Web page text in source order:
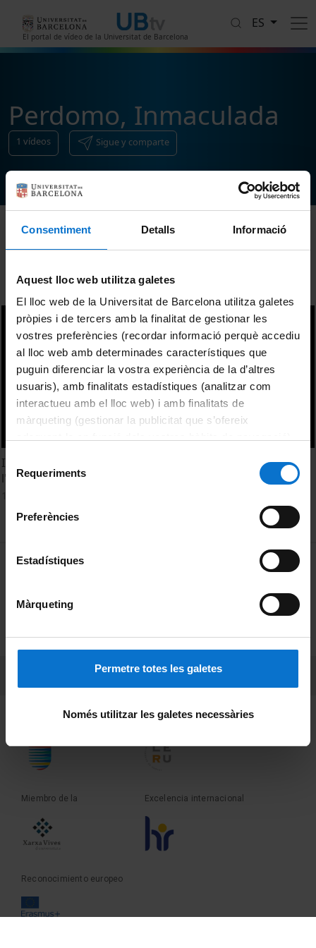
Consentiment Detalls Informació
Aquest lloc web utilitza galetes
El lloc web de la Universitat de Barcelona utilitza galetes
pròpies i de tercers amb la finalitat de gestionar les
vostres preferències (recordar informació perquè accediu
al lloc web amb determinades característiques que
puguin diferenciar la vostra experiència de la d’altres
usuaris), amb finalitats estadístiques (analitzar com
interactueu amb el lloc web) i amb finalitats de
màrqueting (gestionar la publicitat que s’ofereix
consultar laPolítica de galetes del lloc web de la
de Requeriments
Preferències
Estadístiques
Màrqueting
Permetre totes les galetes
Només utilitzar les galetes necessàries
El portal de vídeo de la Universitat de Barcelona
ES
Perdomo, Inmaculada
1 vídeos Sigue y comparte
Ordenar
II Jornades IEM-IRCVM - I Seminari Permanent Dones a
l'Edat Mitjana. Jornada 16 de novembre
MENÚ PEU 1
Privacidad y términos
Sobre UBtv
Fundadora de la Miembro de la
Miembro de la Excelencia internacional
Reconocimiento europeo